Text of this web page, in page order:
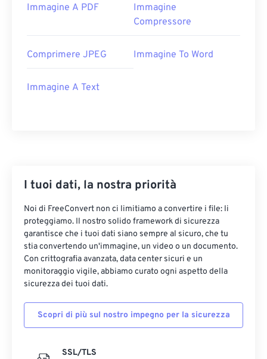
Immagine A PDF
Immagine
Compressore
Comprimere JPEG Immagine To Word
Immagine A Text
I tuoi dati, la nostra priorità
Noi di FreeConvert non ci limitiamo a convertire i file: li
proteggiamo. Il nostro solido framework di sicurezza
garantisce che i tuoi dati siano sempre al sicuro, che tu
stia convertendo un'immagine, un video o un documento.
Con crittografia avanzata, data center sicuri e un
monitoraggio vigile, abbiamo curato ogni aspetto della
sicurezza dei tuoi dati.
Scopri di più sul nostro impegno per la sicurezza
SSL/TLS